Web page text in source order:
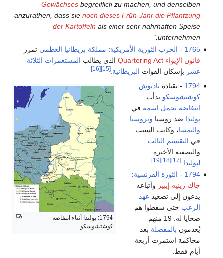
Gewächsesbegreiflich zu machen, und denselben
anzurathen, dass sie noch dieses Früh-Jahr die Pflantzung
der Kartoffeln als einer sehr nahrhaften Speise
unternehmen.“
1765
- الحرب الثورية الأمريكية: مملكة بريطانيا العظمى تمرر
قانون الإيواء Quartering Act
الذي يطالب المستعمرات الثلاثة
عشر بإسكان القوات البريطانية .
[15]
[16]
1794: پولندا أثناء انتفاضة
كوشتشوسكو
1794 - بقيادةتاديوش
كوشتشوسكو بدأت
انتفاضة تحمل اسمه في
پولندا ضد روسيا وپروسيا
والنمسا، وكانت السبب
في التقسيم الثالث
والتصفية الأخيرة
لپولندا .
[17]
[18]
[19]
1794
- الثورة الفرنسية:
جاك-رينيه إيبير وأتباعه
يدعون إلى تصعيد عهد
الرعب حتى سقطوا هم
ضحايا له. 19 منهم
يُعدمون بالمقصلة بعد
محاكمة استمرت أربعة
أيام فقط.